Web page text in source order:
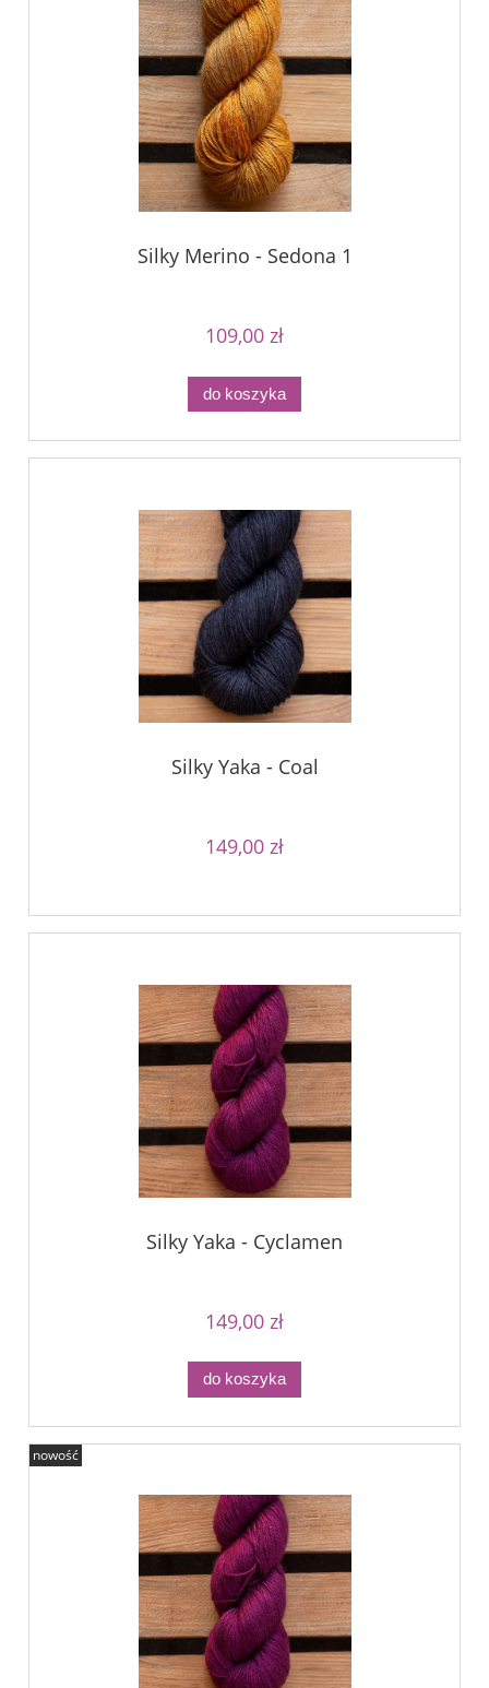
Silky Merino - Sedona 1
109,00 zł
do koszyka
Silky Yaka - Coal
149,00 zł
Silky Yaka - Cyclamen
149,00 zł
do koszyka
nowość